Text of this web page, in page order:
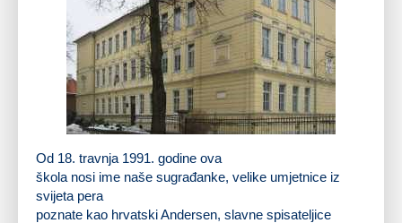
Od 18. travnja 1991. godine ova
škola nosi ime naše sugrađanke, velike umjetnice iz
svijeta pera
poznate kao hrvatski Andersen, slavne spisateljice